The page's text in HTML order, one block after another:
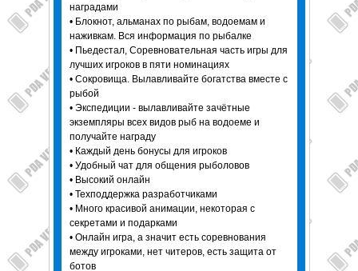
наградами
• Блокнот, альманах по рыбам, водоемам и
наживкам. Вся информация по рыбалке
• Пьедестал, Соревновательная часть игры для
лучших игроков в пяти номинациях
• Сокровища. Вылавливайте богатства вместе с
рыбой
• Экспедиции - вылавливайте зачётные
экземпляры всех видов рыб на водоеме и
получайте награду
• Каждый день бонусы для игроков
• Удобный чат для общения рыболовов
• Высокий онлайн
• Техподдержка разработчиками
• Много красивой анимации, некоторая с
секретами и подарками
• Онлайн игра, а значит есть соревнования
между игроками, нет читеров, есть защита от
ботов